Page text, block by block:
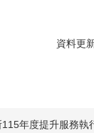
資料更
年度提升服務執